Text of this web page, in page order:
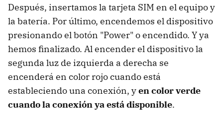
Después, insertamos la tarjeta SIM en el equipo y
la batería. Por último, encendemos el dispositivo
presionando el botón "Power" o encendido. Y ya
hemos finalizado. Al encender el dispositivo la
segunda luz de izquierda a derecha se
encenderá en color rojo cuando está
estableciendo una conexión, yen color verde
cuando la conexión ya está disponible.